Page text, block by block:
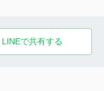
LINEで共有する